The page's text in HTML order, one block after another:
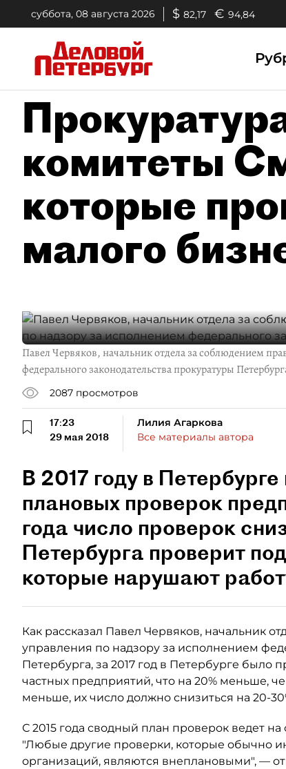
суббота, 08 августа 2026 $ 82,17 € 94,84
комитеты
которые
малого
Павел Червяков, начальник отдела за соблюдением
федерального законодательства прокуратуры
2087 просмотров
17:23
29 мая 2018
Лилия Агаркова
Все материалы автора
В 2017 году в
плановых проверок
года число проверок
Петербурга проверит
которые нарушают
Как рассказал Павел Червяков, начальник
управления по надзору за исполнением
Петербурга, за 2017 год в Петербурге было
частных предприятий, что на 20% меньше,
меньше, их число должно снизиться на 20-
С 2015 года сводный план проверок ведет на
"Любые другие проверки, которые обычно
организаций, являются внеплановыми", —